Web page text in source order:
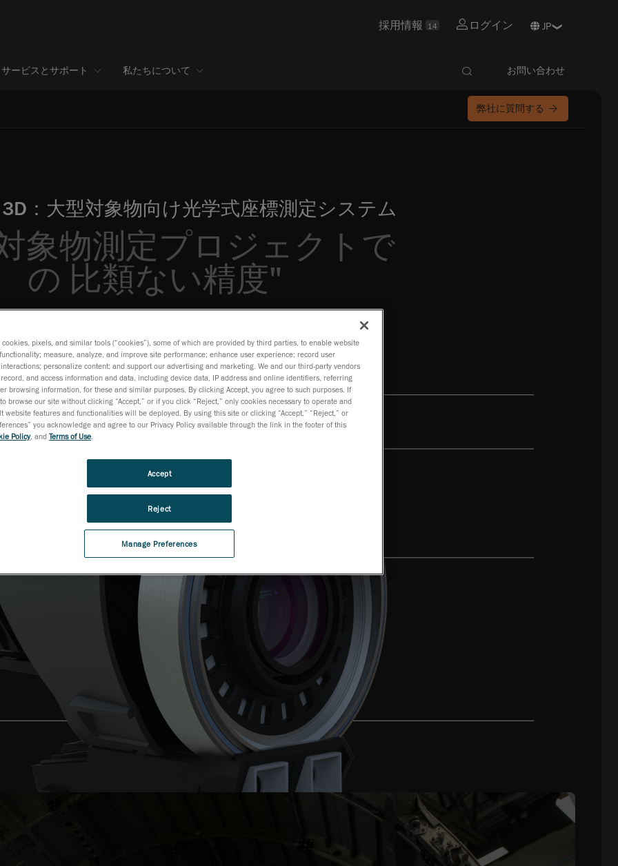
採用情報 14 ログイン
サービスとサポート 私たちについて お問い合わせ
弊社に質問する
3D：大型対象物向け光学式座標測定システム
象物測定プロジェクトで
の 比類ない精度"
cookies, pixels, and similar tools (“cookies”), some of which are provided by third parties, to enable website
measure, analyze, and improve site performance; enhance user experience; record user
personalize content; and support our advertising and marketing. We and our third-party vendors
and access information and data, including device data, IP address and online identifiers, referring
browsing information, for these and similar purposes. By clicking Accept, you agree to such purposes. If
browse our site without clicking “Accept,” or if you click “Reject,” only cookies necessary to operate and
website features and functionalities will be deployed. By using this site or clicking “Accept,” “Reject,” or
you acknowledge and agree to our Privacy Policy available through the link in the footer of this
Policy, and Terms of Use
Manage Preferences
Reject
Accept